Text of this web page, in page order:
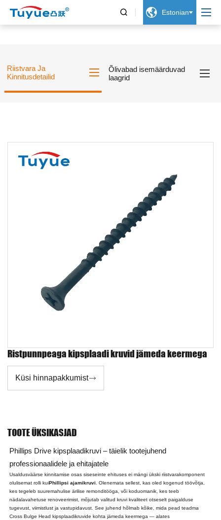
  Estonian
Riistvara Ja
Kinnitusdetailid
Õlivabad isemäärduvad
laagrid
Ristpunnpeaga kipsplaadi kruvid jämeda keermega
Küsi hinnapakkumist
TOOTE ÜKSIKASJAD
Phillips Drive kipsplaadikruvi – täielik tootejuhend
professionaalidele ja ehitajatele
Usaldusväärse kinnitamise osas siseseinte ehituses ei mängi ükski riistvarakomponent
olulisemat rolli kuiPhillipsi ajamikruvi. Olenemata sellest, kas oled kogenud töövõtja,
kes tegeleb suuremahulise ärilise remonditööga, või koduomanik, kes teeb
nädalavahetuse renoveerimist, mõjutab valitud kruvi kvaliteet otseselt paigalduse
tugevust, viimistlust ja vastupidavust. See juhend hõlmab kõike, mida pead teadma
Cross Bulge Head kipsplaadikruvide kohta jämeda keermega — alates